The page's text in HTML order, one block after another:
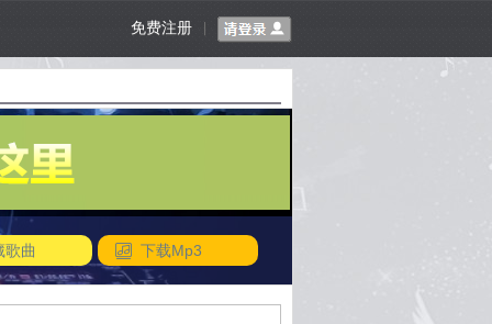
免费注册
下载Mp3
歌曲